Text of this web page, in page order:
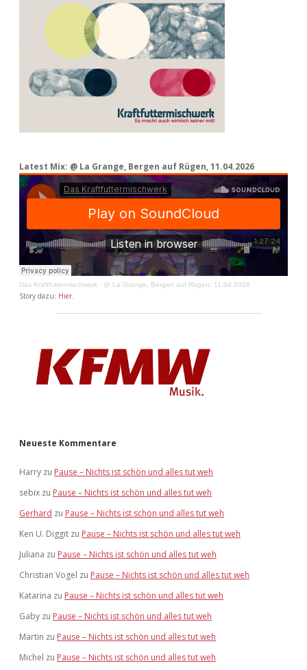
Latest Mix: @ La Grange, Bergen auf Rügen, 11.04.2026
Das Kraftfuttermischwerk · @ La Grange, Bergen auf Rügen, 11.04.2026
Story dazu: Hier
Neueste Kommentare
Harry zu Pause – Nichts ist schön und alles tut weh
sebix zu Pause – Nichts ist schön und alles tut weh
Gerhard zu Pause – Nichts ist schön und alles tut weh
Ken U. Diggit zu Pause – Nichts ist schön und alles tut weh
Juliana zu Pause – Nichts ist schön und alles tut weh
Christian Vogel zu Pause – Nichts ist schön und alles tut weh
Katarina zu Pause – Nichts ist schön und alles tut weh
Gaby zu Pause – Nichts ist schön und alles tut weh
Martin zu Pause – Nichts ist schön und alles tut weh
Michel zu Pause – Nichts ist schön und alles tut weh